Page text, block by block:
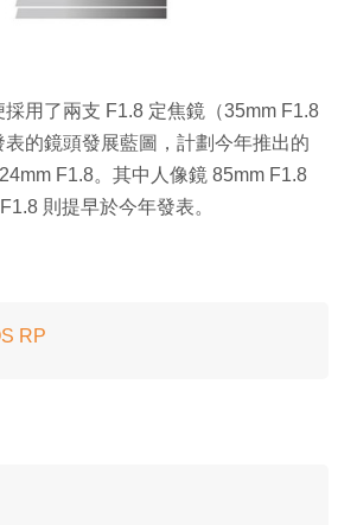
用了兩支 F1.8 定焦鏡（35mm F1.8
的鏡頭發展藍圖，計劃今年推出的
F1.8。其中人像鏡 85mm F1.8
則提早於今年發表。
RP